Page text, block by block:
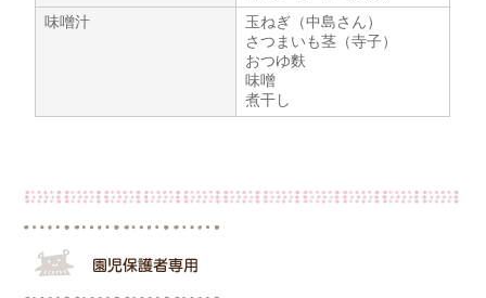
味噌汁
玉ねぎ（中島さん）
さつまいも茎（寺子）
おつゆ麩
味噌
煮干し